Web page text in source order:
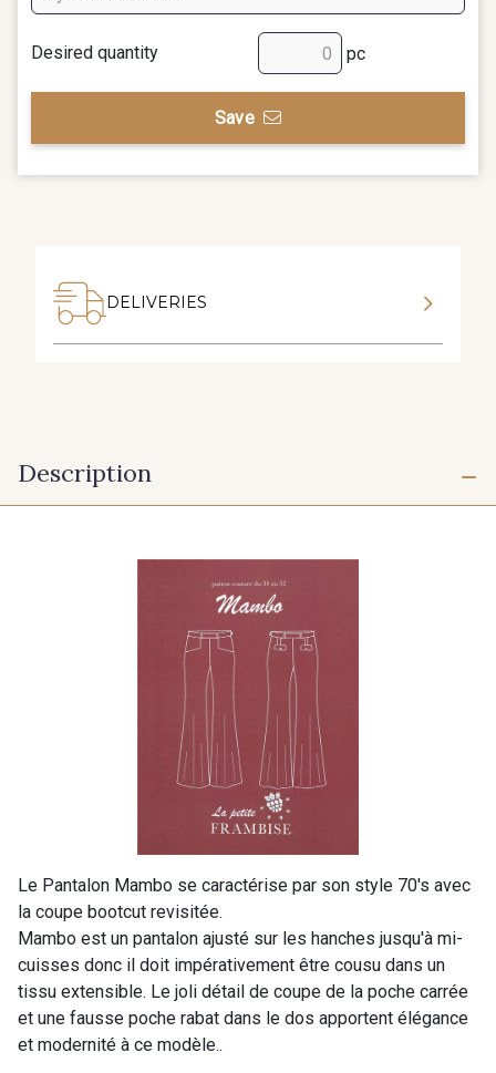
Desired quantity pc
Save
DELIVERIES
Description
Le Pantalon Mambo se caractérise par son style 70's avec
la coupe bootcut revisitée.
Mambo est un pantalon ajusté sur les hanches jusqu'à mi-
cuisses donc il doit impérativement être cousu dans un
tissu extensible. Le joli détail de coupe de la poche carrée
et une fausse poche rabat dans le dos apportent élégance
et modernité à ce modèle..